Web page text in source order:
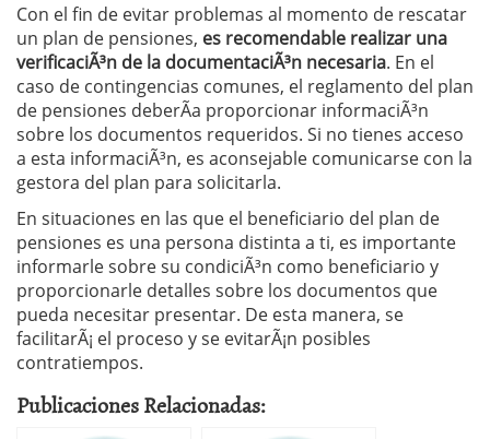
Con el fin de evitar problemas al momento de rescatar
un plan de pensiones, es recomendable realizar una
verificaciÃ³n de la documentaciÃ³n necesaria. En el
caso de contingencias comunes, el reglamento del plan
de pensiones deberÃ­a proporcionar informaciÃ³n
sobre los documentos requeridos. Si no tienes acceso
a esta informaciÃ³n, es aconsejable comunicarse con la
gestora del plan para solicitarla.
En situaciones en las que el beneficiario del plan de
pensiones es una persona distinta a ti, es importante
informarle sobre su condiciÃ³n como beneficiario y
proporcionarle detalles sobre los documentos que
pueda necesitar presentar. De esta manera, se
facilitarÃ¡ el proceso y se evitarÃ¡n posibles
contratiempos.
Publicaciones Relacionadas: